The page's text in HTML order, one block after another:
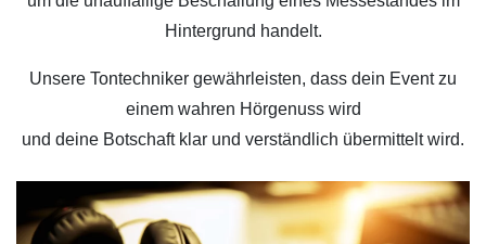
Hintergrund handelt.
Unsere Tontechniker gewährleisten, dass dein Event zu
einem wahren Hörgenuss wird
und deine Botschaft klar und verständlich übermittelt wird.